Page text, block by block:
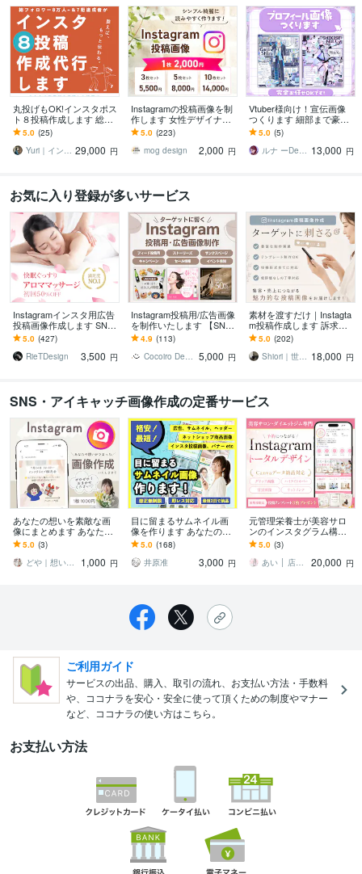
丸投げもOK!インスタポス
ト８投稿作成します 総FW
8万人〜達成＆個人法人の
インスタサポート件数70
件〜有
5.0 (25)
Yuri｜インスタ運用・WEBデザイン 29,000 円
Instagramの投稿画像を制
作します 女性デザイナー
がシンプル綺麗にリーズ
ナブルに♪
5.0 (223)
mog design
2,000 円
Vtuber様向け！宣伝画像
つくります 細部まで豪華
なキラキラのデザインが
得意です✨
5.0 (5)
ルナ ーDesignー 13,000 円
お気に入り登録が多いサービス
Instagramインスタ用広告
投稿画像作成します SNS
で集客アップ！！商品の
宣伝広告などにも♪
5.0 (427)
RieTDesign
3,500 円
Instagram投稿用/広告画像
を制作いたします 【SNS
画像】1枚だけでも表紙〜
サンクスページ丸々でもO
K♪
4.9 (113)
Cocoiro Design 5,000 円
素材を渡すだけ｜Instagta
m投稿作成します 訴求力
のあるフィード・リール
動画・広告画像作成しま
す
5.0 (202)
Shiori｜世界観クリエイター 18,000 円
SNS・アイキャッチ画像作成の定番サービス
あなたの想いを素敵な画
像にまとめます あなたの
想い･人柄･雰囲気が伝わ
る画像
5.0 (3)
どや｜想いが伝わるLP作成代行×手描き
1,000 円
目に留まるサムネイル画
像を作ります あなたの
"形にしたい" に寄り添っ
て丁寧に制作します
5.0 (168)
井原准
3,000 円
元管理栄養士が美容サロ
ンのインスタグラム構築
します 案内ページのリッ
トリンク制作・Canva納
品も対応！
5.0 (3)
あい │ 店舗専門Webデザイナー
20,000 円
ご利用ガイド
サービスの出品、購入、取引の流れ、お支払い方法・手数料
や、ココナラを安心・安全に使って頂くための制度やマナー
など、ココナラの使い方はこちら。
お支払い方法